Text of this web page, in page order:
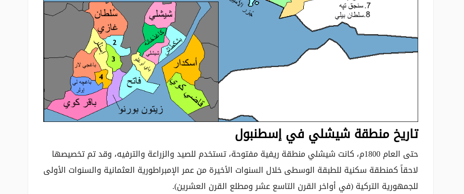
تاريخ منطقة شيشلي في إسطنبول
حتى العام 1800م، كانت شيشلي منطقة ريفية مفتوحة، تستخدم للصيد والزراعة والترفيه، وقد تم تخصيصها
لاحقاً كمنطقة سكنية للطبقة الوسطى خلال السنوات الأخيرة من عمر الإمبراطورية العثمانية والسنوات الأولى
للجمهورية التركية (في أواخر القرن التاسع عشر ومطلع القرن العشرين).